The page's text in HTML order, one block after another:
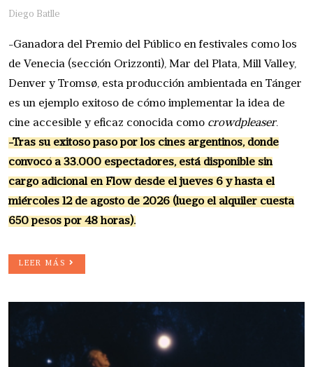
Diego Batlle
-Ganadora del Premio del Público en festivales como los
de Venecia (sección Orizzonti), Mar del Plata, Mill Valley,
Denver y Tromsø, esta producción ambientada en Tánger
es un ejemplo exitoso de cómo implementar la idea de
cine accesible y eficaz conocida como crowdpleaser.
-Tras su exitoso paso por los cines argentinos, donde
convocó a 33.000 espectadores, está disponible sin
cargo adicional en Flow desde el jueves 6 y hasta el
miércoles 12 de agosto de 2026 (luego el alquiler cuesta
650 pesos por 48 horas).
LEER MÁS